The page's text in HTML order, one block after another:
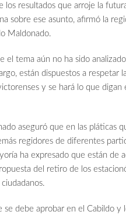
los resultados que arroje la
sobre ese asunto, afirmó la
Maldonado.
el tema aún no ha sido
están dispuestos a respetar la
y se hará lo que digan
aseguró que en las pláticas
regidores de diferentes
ha expresado que están de
del retiro de los
se debe aprobar en el Cabildo y